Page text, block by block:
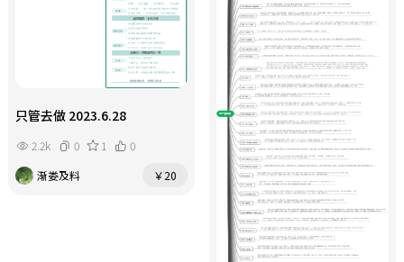
只管去做 2023.6.28
2.2k 0 1
0
渐娄及料
￥20